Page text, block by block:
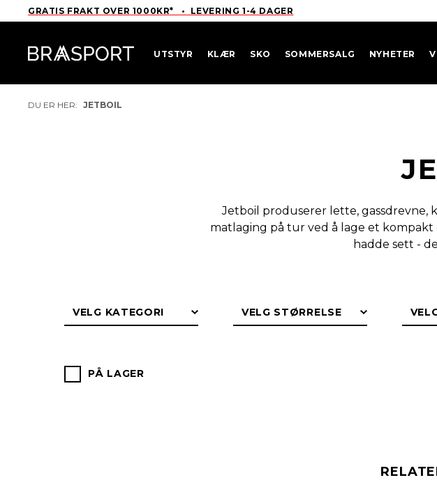
GRATIS FRAKT OVER 1000KR* • LEVERING 1-4 DAGER
UTSTYR KLÆR SKO SOMMERSALG NYHETER
DU ER HER: JETBOIL
Jetboil produserer lette, gassdrevne,
matlaging på tur ved å lage et
hadde sett -
PÅ LAGER